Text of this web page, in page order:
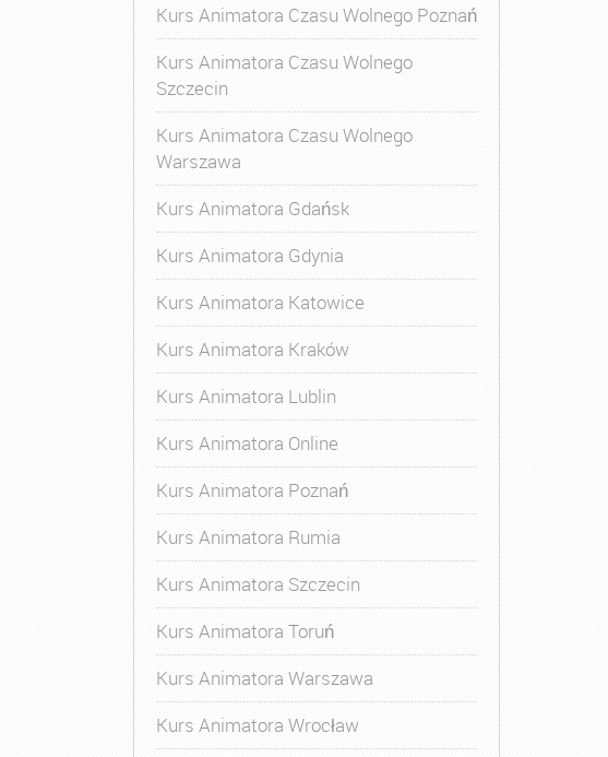
Kurs Animatora Czasu Wolnego Poznań
Kurs Animatora Czasu Wolnego
Szczecin
Kurs Animatora Czasu Wolnego
Warszawa
Kurs Animatora Gdańsk
Kurs Animatora Gdynia
Kurs Animatora Katowice
Kurs Animatora Kraków
Kurs Animatora Lublin
Kurs Animatora Online
Kurs Animatora Poznań
Kurs Animatora Rumia
Kurs Animatora Szczecin
Kurs Animatora Toruń
Kurs Animatora Warszawa
Kurs Animatora Wrocław